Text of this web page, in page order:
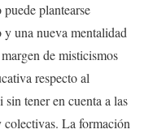
plantearse
y una nueva mentalidad
de misticismos
respecto al
tener en cuenta a las
colectivas. La formación